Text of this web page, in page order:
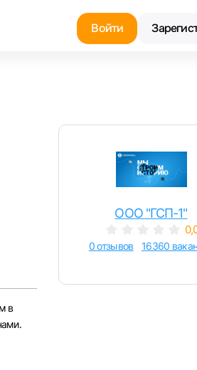
Войти
в
ООО "ГСП-1"
0 отзывов 16360